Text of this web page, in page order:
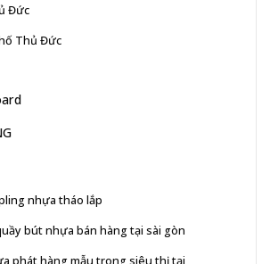
Đức
Thủ Đức
nhựa tháo lắp
bút nhựa bán hàng tại sài gòn
phát hàng mẫu trong siêu thị tại